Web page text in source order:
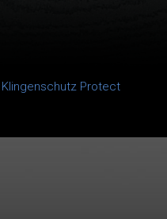
Klingenschutz Protect